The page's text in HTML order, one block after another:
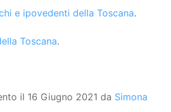
e ipovedenti della Toscana.
Toscana.
il 16 Giugno 2021 da Simona